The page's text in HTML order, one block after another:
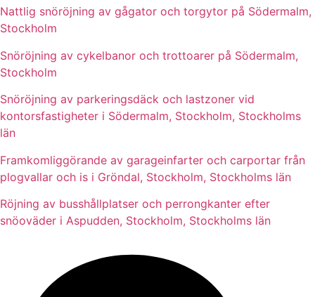
Nattlig snöröjning av gågator och torgytor på Södermalm,
Stockholm
Snöröjning av cykelbanor och trottoarer på Södermalm,
Stockholm
Snöröjning av parkeringsdäck och lastzoner vid
kontorsfastigheter i Södermalm, Stockholm, Stockholms
län
Framkomliggörande av garageinfarter och carportar från
plogvallar och is i Gröndal, Stockholm, Stockholms län
Röjning av busshållplatser och perrongkanter efter
snöoväder i Aspudden, Stockholm, Stockholms län